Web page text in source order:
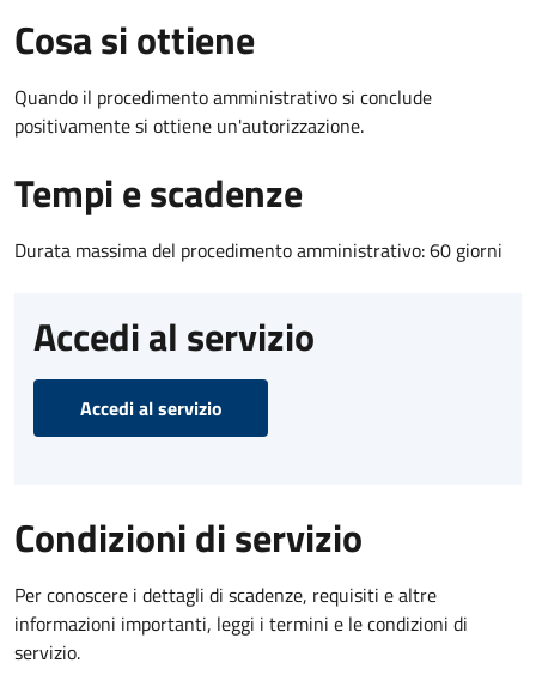
Cosa si ottiene
Quando il procedimento amministrativo si conclude
positivamente si ottiene un'autorizzazione.
Tempi e scadenze
Durata massima del procedimento amministrativo: 60 giorni
Accedi al servizio
Accedi al servizio
Condizioni di servizio
Per conoscere i dettagli di scadenze, requisiti e altre
informazioni importanti, leggi i termini e le condizioni di
servizio.